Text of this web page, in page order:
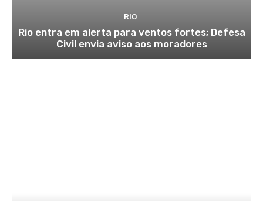
RIO
Rio entra em alerta para ventos fortes; Defesa
Civil envia aviso aos moradores